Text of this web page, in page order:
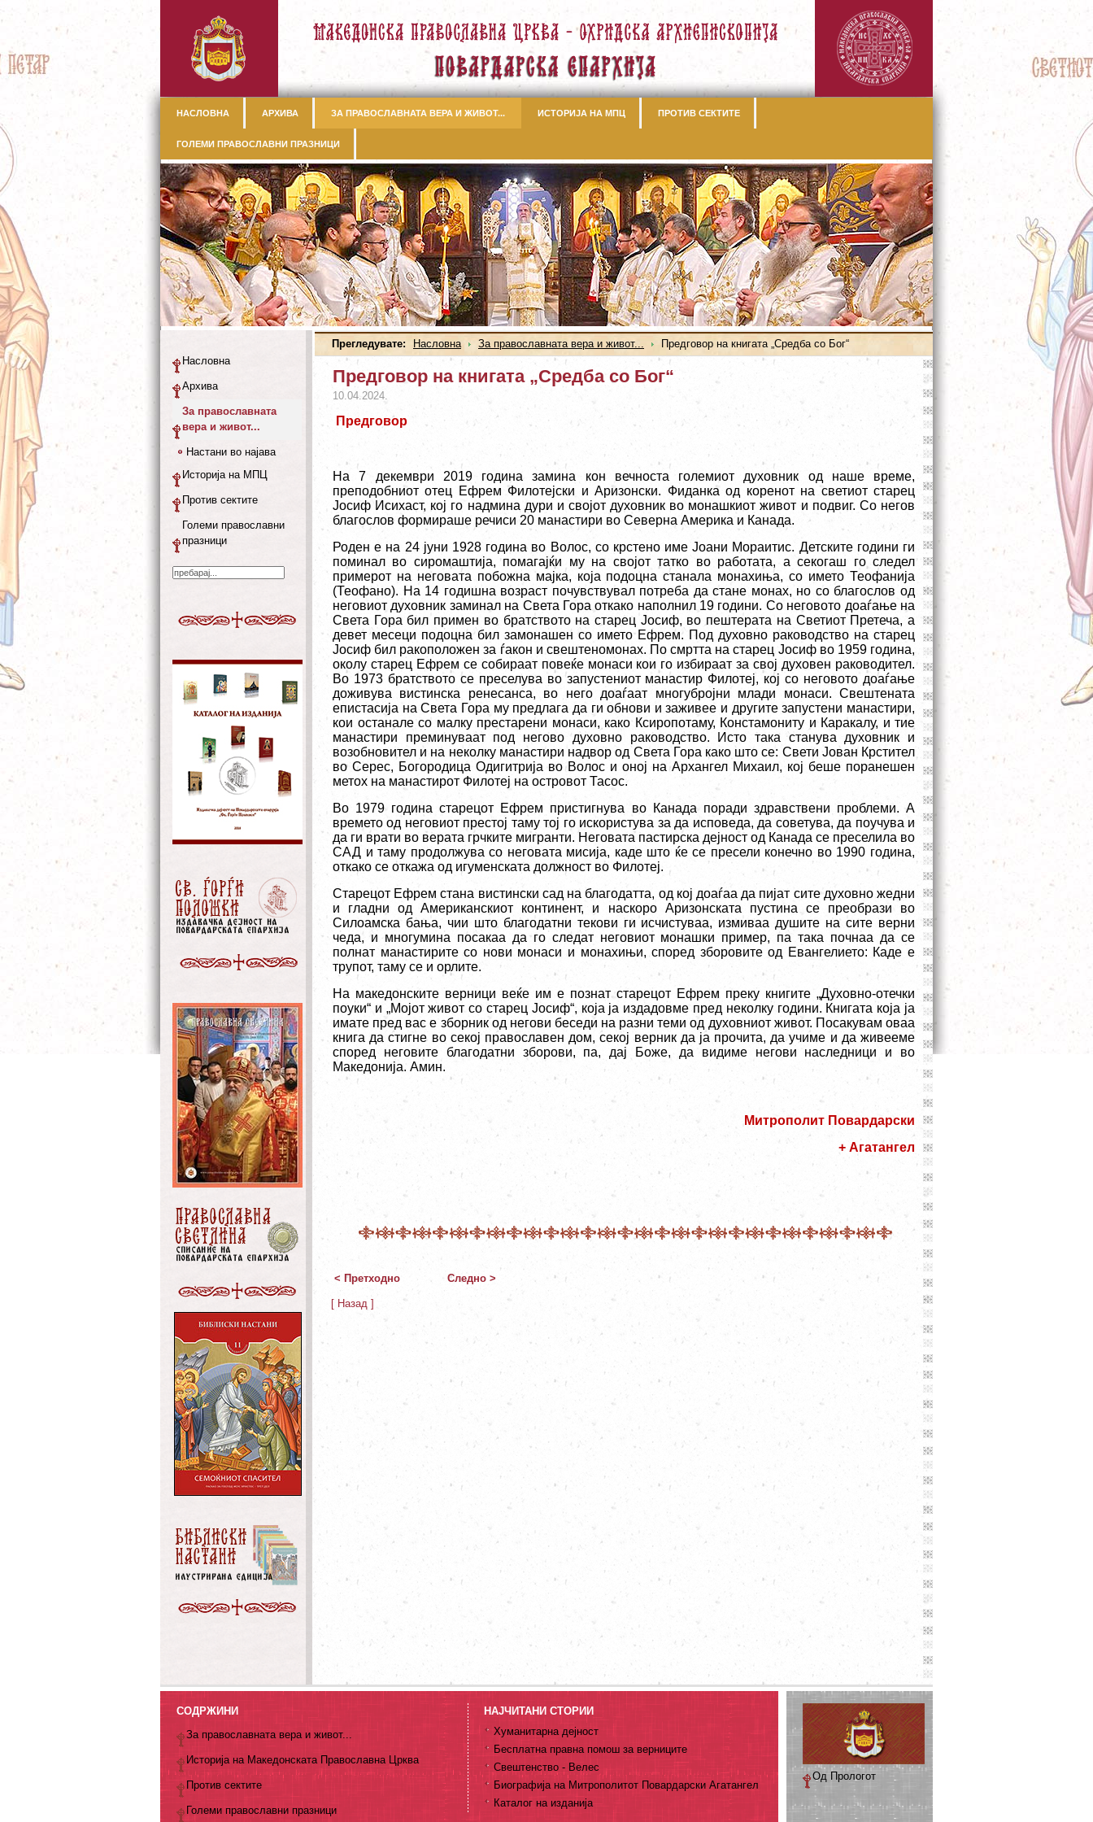
НАСЛОВНА АРХИВА ЗА ПРАВОСЛАВНАТА ВЕРА И ЖИВОТ... ИСТОРИЈА НА МПЦ ПРОТИВ СЕКТИТЕ
ГОЛЕМИ ПРАВОСЛАВНИ ПРАЗНИЦИ
Прегледувате: Насловна За православната вера и живот... Предговор на книгата „Средба со Бог“
Предговор на книгата „Средба со Бог“
10.04.2024.
Предговор
На 7 декември 2019 година замина кон вечноста големиот духовник од наше време,
преподобниот отец Ефрем Филотејски и Аризонски. Фиданка од коренот на светиот старец
Јосиф Исихаст, кој го надмина дури и својот духовник во монашкиот живот и подвиг. Со негов
благослов формираше речиси 20 манастири во Северна Америка и Канада.
Роден е на 24 јуни 1928 година во Волос, со крстено име Јоани Мораитис. Детските години ги
поминал во сиромаштија, помагајќи му на својот татко во работата, а секогаш го следел
примерот на неговата побожна мајка, која подоцна станала монахиња, со името Теофанија
(Теофано). На 14 годишна возраст почувствувал потреба да стане монах, но со благослов од
неговиот духовник заминал на Света Гора откако наполнил 19 години. Со неговото доаѓање на
Света Гора бил примен во братството на старец Јосиф, во пештерата на Светиот Претеча, а
девет месеци подоцна бил замонашен со името Ефрем. Под духовно раководство на старец
Јосиф бил ракоположен за ѓакон и свештеномонах. По смртта на старец Јосиф во 1959 година,
околу старец Ефрем се собираат повеќе монаси кои го избираат за свој духовен раководител.
Во 1973 братството се преселува во запустениот манастир Филотеј, кој со неговото доаѓање
доживува вистинска ренесанса, во него доаѓаат многубројни млади монаси. Свештената
епистасија на Света Гора му предлага да ги обнови и заживее и другите запустени манастири,
кои останале со малку престарени монаси, како Ксиропотаму, Констамониту и Каракалу, и тие
манастири преминуваат под негово духовно раководство. Исто така станува духовник и
возобновител и на неколку манастири надвор од Света Гора како што се: Свети Јован Крстител
во Серес, Богородица Одигитрија во Волос и оној на Архангел Михаил, кој беше поранешен
метох на манастирот Филотеј на островот Тасос.
Во 1979 година старецот Ефрем пристигнува во Канада поради здравствени проблеми. А
времето од неговиот престој таму тој го искористува за да исповеда, да советува, да поучува и
да ги врати во верата грчките мигранти. Неговата пастирска дејност од Канада се преселила во
САД и таму продолжува со неговата мисија, каде што ќе се пресели конечно во 1990 година,
откако се откажа од игуменската должност во Филотеј.
Старецот Ефрем стана вистински сад на благодатта, од кој доаѓаа да пијат сите духовно жедни
и гладни од Американскиот континент, и наскоро Аризонската пустина се преобрази во
Силоамска бања, чии што благодатни текови ги исчистуваа, измиваа душите на сите верни
чеда, и многумина посакаа да го следат неговиот монашки пример, па така почнаа да се
полнат манастирите со нови монаси и монахињи, според зборовите од Евангелието: Каде е
трупот, таму се и орлите.
На македонските верници веќе им е познат старецот Ефрем преку книгите „Духовно-отечки
поуки“ и „Мојот живот со старец Јосиф“, која ја издадовме пред неколку години. Книгата која ја
имате пред вас е зборник од негови беседи на разни теми од духовниот живот. Посакувам оваа
книга да стигне во секој православен дом, секој верник да ја прочита, да учиме и да живееме
според неговите благодатни зборови, па, дај Боже, да видиме негови наследници и во
Македонија. Амин.
Митрополит Повардарски
+ Агатангел
< Претходно Следно >
[ Назад ]
Насловна
Архива
За православната
вера и живот...
Настани во најава
Историја на МПЦ
Против сектите
Големи православни
празници
СОДРЖИНИ
За православната вера и живот...
Историја на Македонската Православна Црква
Против сектите
Големи православни празници
НАЈЧИТАНИ СТОРИИ
Хуманитарна дејност
Бесплатна правна помош за верниците
Свештенство - Велес
Биографија на Митрополитот Повардарски Агатангел
Каталог на изданија
Од Прологот